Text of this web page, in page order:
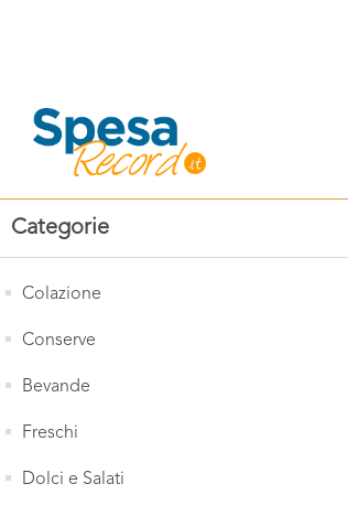
Categorie
Colazione
Conserve
Bevande
Freschi
Dolci e Salati